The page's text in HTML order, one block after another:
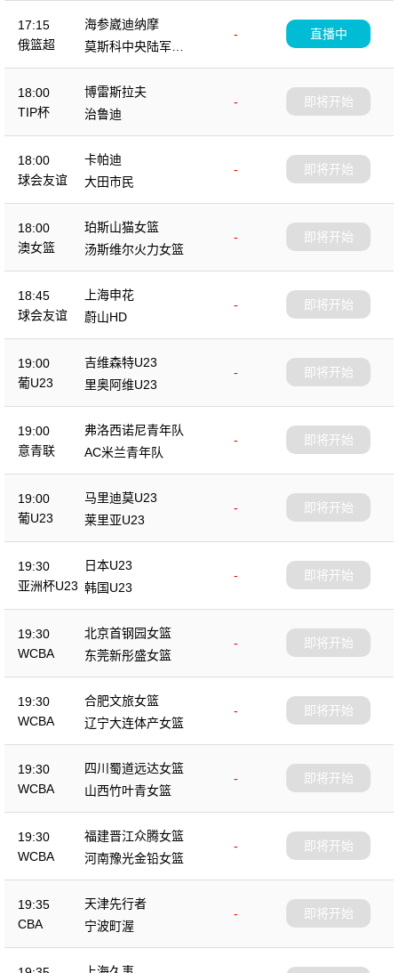
17:15
俄篮超
海参崴迪纳摩
-
莫斯科中央陆军B
队
直播中
18:00
TIP杯
博雷斯拉夫
-
治鲁迪
即将开始
18:00
球会友谊
卡帕迪
-
大田市民
即将开始
18:00
澳女篮
珀斯山猫女篮
-
汤斯维尔火力女篮
即将开始
18:45
球会友谊
上海申花
-
蔚山HD
即将开始
19:00
葡U23
吉维森特U23
-
里奥阿维U23
即将开始
19:00
意青联
弗洛西诺尼青年队
-
AC米兰青年队
即将开始
19:00
葡U23
马里迪莫U23
-
莱里亚U23
即将开始
19:30
亚洲杯U23
日本U23
-
韩国U23
即将开始
19:30
WCBA
北京首钢园女篮
-
东莞新彤盛女篮
即将开始
19:30
WCBA
合肥文旅女篮
-
辽宁大连体产女篮
即将开始
19:30
WCBA
四川蜀道远达女篮
-
山西竹叶青女篮
即将开始
19:30
WCBA
福建晋江众腾女篮
-
河南豫光金铅女篮
即将开始
19:35
CBA
天津先行者
-
宁波町渥
即将开始